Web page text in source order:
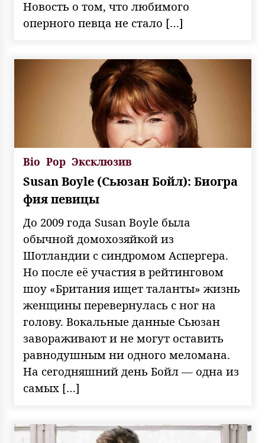
Новость о том, что любимого
оперного певца не стало […]
Bio Pop Эксклюзив
Susan Boyle (Сьюзан Бойл): Биогра
фия певицы
До 2009 года Susan Boyle была
обычной домохозяйкой из
Шотландии с синдромом Аспергера.
Но после её участия в рейтинговом
шоу «Британия ищет таланты» жизнь
женщины перевернулась с ног на
голову. Вокальные данные Сьюзан
завораживают и не могут оставить
равнодушным ни одного меломана.
На сегодняшний день Бойл — одна из
самых […]